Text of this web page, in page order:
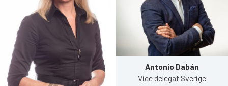
Antonio Dabán
Vice delegat Sverige